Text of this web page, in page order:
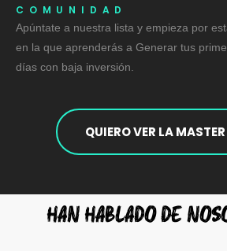
COMUNIDAD
Apúntate a nuestra lista y empieza por
en la que aprenderás a Generar tus
días con baja inversión.
QUIERO VER LA
HAN HABLADO DE